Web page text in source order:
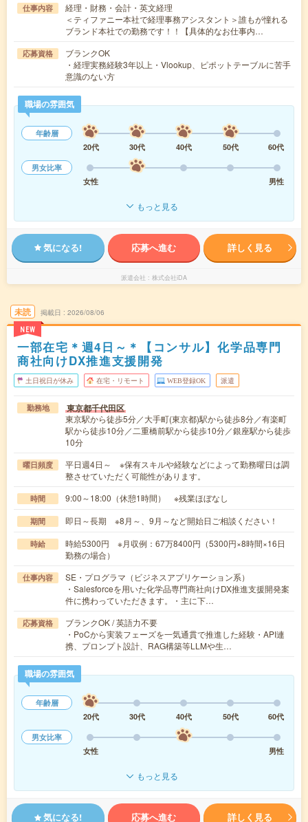
仕事内容
経理・財務・会計・英文経理
＜ティファニー本社で経理事務アシスタント＞誰もが憧れる
ブランド本社での勤務です！！【具体的なお仕事内…
応募資格
ブランクOK
・経理実務経験3年以上・Vlookup、ピポットテーブルに苦手
意識のない方
職場の雰囲気
年齢層
20代
30代 40代 50代
60代
男女比率
女性
男性
もっと見る
気になる! 応募へ進む 詳しく見る
派遣会社 株式会社iDA
未読
NEW
掲載日 2026/08/06
一部在宅＊週4日～＊【コンサル】化学品専門
商社向けDX推進支援開発
土日祝日が休み 在宅・リモート WEB登録OK 派遣
勤務地 東京都千代田区
東京駅から徒歩5分／大手町(東京都)駅から徒歩8分／有楽町
駅から徒歩10分／二重橋前駅から徒歩10分／銀座駅から徒歩
10分
曜日頻度
平日週4日～ ※保有スキルや経験などによって勤務曜日は調
整させていただく可能性があります。
時間 9:00～18:00（休憩1時間） ※残業ほぼなし
期間 即日～長期 ※8月～、9月～など開始日ご相談ください！
時給
時給5300円 ※月収例：67万8400円（5300円×8時間×16日
勤務の場合）
仕事内容
SE・プログラマ（ビジネスアプリケーション系）
・Salesforceを用いた化学品専門商社向けDX推進支援開発案
件に携わっていただきます。・主に下…
応募資格
ブランクOK / 英語力不要
・PoCから実装フェーズを一気通貫で推進した経験・API連
携、プロンプト設計、RAG構築等LLMや生…
職場の雰囲気
年齢層
20代
30代 40代 50代
60代
男女比率
女性
男性
もっと見る
気になる! 応募へ進む 詳しく見る